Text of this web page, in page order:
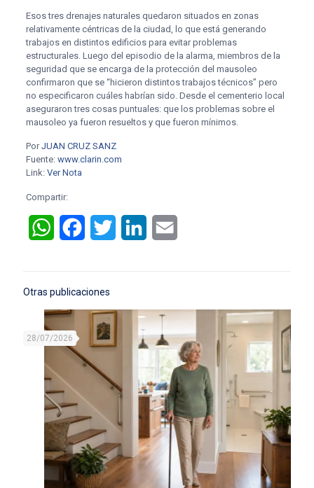
Esos tres drenajes naturales quedaron situados en zonas
relativamente céntricas de la ciudad, lo que está generando
trabajos en distintos edificios para evitar problemas
estructurales. Luego del episodio de la alarma, miembros de la
seguridad que se encarga de la protección del mausoleo
confirmaron que se “hicieron distintos trabajos técnicos” pero
no especificaron cuáles habrían sido. Desde el cementerio local
aseguraron tres cosas puntuales: que los problemas sobre el
mausoleo ya fueron resueltos y que fueron mínimos.
PorJUAN CRUZ SANZ
Fuente: www.clarin.com
Link: Ver Nota
Compartir:
WhatsAppFacebookTwitter LinkedIn
Otras publicaciones
28/07/2026